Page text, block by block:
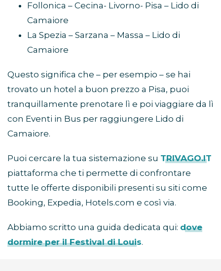
Follonica – Cecina- Livorno- Pisa – Lido di
Camaiore
La Spezia – Sarzana – Massa – Lido di
Camaiore
Questo significa che – per esempio – se hai
trovato un hotel a buon prezzo a Pisa, puoi
tranquillamente prenotare lì e poi viaggiare da lì
con Eventi in Bus per raggiungere Lido di
Camaiore.
Puoi cercare la tua sistemazione su TRIVAGO.IT
piattaforma che ti permette di confrontare
tutte le offerte disponibili presenti su siti come
Booking, Expedia, Hotels.com e così via.
Abbiamo scritto una guida dedicata qui: dove
dormire per il Festival di Louis.